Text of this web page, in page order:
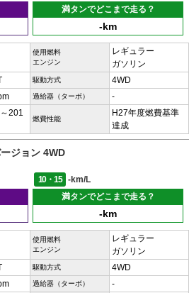
満タンでどこまで走る？
-km
使用燃料
エンジン
レギュラー
ガソリン
駆動方式 4WD
過給器（ターボ） -
201
燃費性能
H27年度燃費基準
達成
ジョン 4WD
10・15
-km/L
満タンでどこまで走る？
-km
使用燃料
エンジン
レギュラー
ガソリン
駆動方式 4WD
過給器（ターボ） -